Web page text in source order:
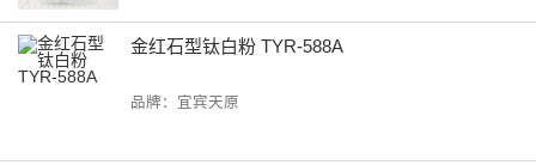
金红石型钛白粉 TYR-588A
品牌：宜宾天原